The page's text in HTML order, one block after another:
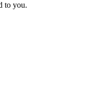
to you.